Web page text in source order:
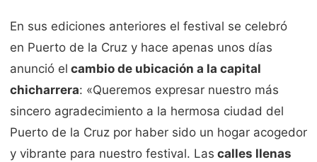
En sus ediciones anteriores el festival se celebró
en Puerto de la Cruz y hace apenas unos días
anunció el cambio de ubicación a la capital
chicharrera: «Queremos expresar nuestro más
sincero agradecimiento a la hermosa ciudad del
Puerto de la Cruz por haber sido un hogar acogedor
y vibrante para nuestro festival. Las calles llenas